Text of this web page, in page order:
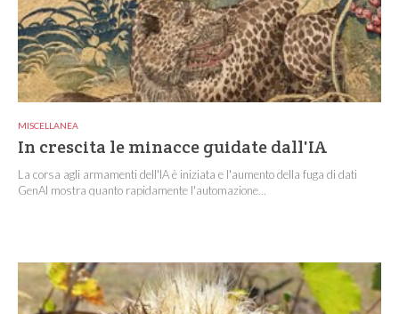
MISCELLANEA
In crescita le minacce guidate dall'IA
La corsa agli armamenti dell'IA è iniziata e l'aumento della fuga di dati
GenAI mostra quanto rapidamente l'automazione...